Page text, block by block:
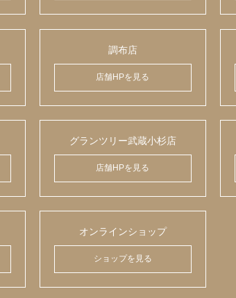
調布店
店舗HPを見る
グランツリー武蔵小杉店
店舗HPを見る
オンラインショップ
ショップを見る